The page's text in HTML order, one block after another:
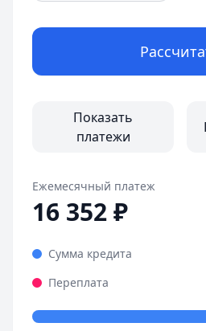
Показать
платежи
Ежемесячный платеж
16 352₽
Сумма кредита
Переплата